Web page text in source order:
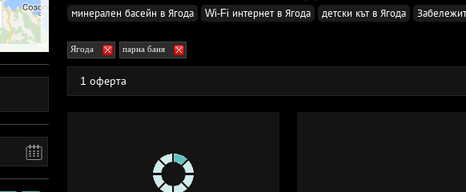
минерален басейн в Ягода Wi-Fi интернет в Ягода детски кът в Ягода
Ягода парна баня
1 оферта